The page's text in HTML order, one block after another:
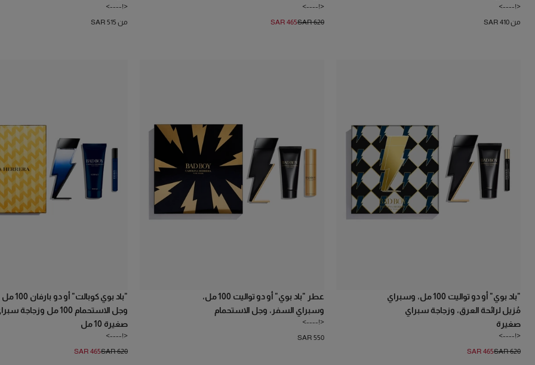
<!---->
من SAR 410
<!---->
SAR 620
SAR 465
<!---->
من SAR 515
"باد بوي" أو دو تواليت 100 مل، وسبراي
مُزيل لرائحة العرق، وزجاجة سبراي
صغيرة
<!---->
SAR 620
SAR 465
عطر "باد بوي" أو دو تواليت 100 مل،
وسبراي السفر، وجل الاستحمام
<!---->
SAR 550
"باد بوي كوبالت" أو دو بارفان 100 مل
وجل الاستحمام 100 مل وزجاجة
صغيرة 10 مل
<!---->
SAR 620
SAR 465